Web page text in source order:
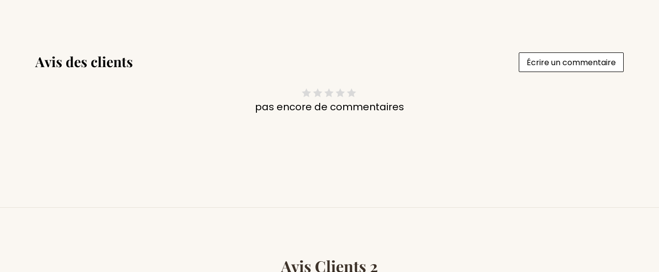
Avis des clients Écrire un commentaire
pas encore de commentaires
Avis Clients 2